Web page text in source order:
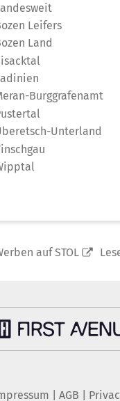
Leifers
Land
Burggrafenamt
Unterland
auf STOL
AGB